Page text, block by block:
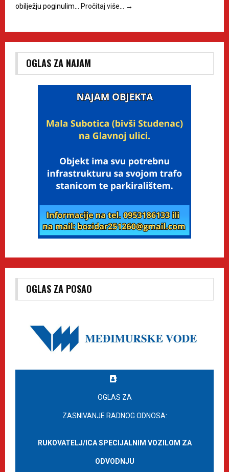
obilježju poginulim… Pročitaj više… →
OGLAS ZA NAJAM
OGLAS ZA POSAO
OGLAS ZA
ZASNIVANJE RADNOG ODNOSA:
RUKOVATELJ/ICA SPECIJALNIM VOZILOM ZA
ODVODNJU